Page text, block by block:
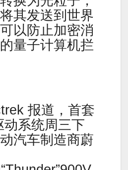
其发送到世界
以防止加密消
量子计算机拦
报道，首套
系统周三下
汽车制造商蔚